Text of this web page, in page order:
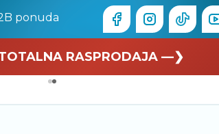
ponuda
odmor —❯
RASPRODAJA —❯